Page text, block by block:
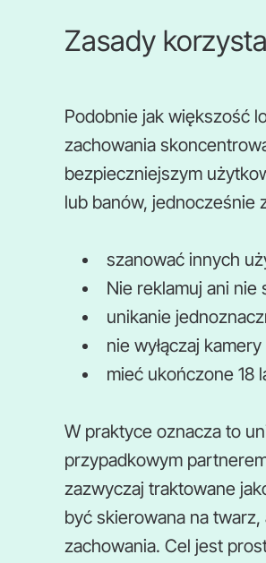
Zasady
Podobnie jak większość
zachowania
bezpieczniejszym
lub banów, jednocześnie
szanować innych
Nie reklamuj ani nie
unikanie
nie wyłączaj
mieć ukończone 18
W praktyce oznacza to
przypadkowym
zazwyczaj traktowane
być skierowana na
zachowania. Cel jest